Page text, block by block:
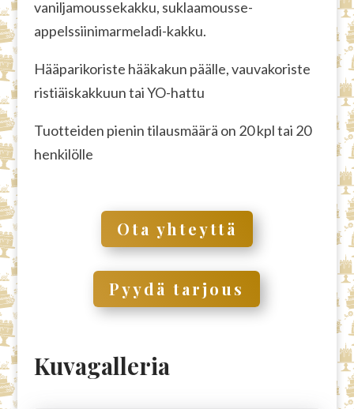
vaniljamoussekakku, suklaamousse-
appelssiinimarmeladi-kakku.
Hääparikoriste hääkakun päälle, vauvakoriste
ristiäiskakkuun tai YO-hattu
Tuotteiden pienin tilausmäärä on 20 kpl tai 20
henkilölle
Ota yhteyttä
Pyydä tarjous
Kuvagalleria